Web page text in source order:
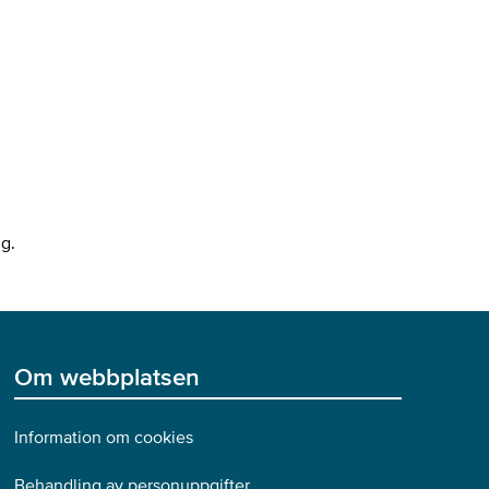
Om webbplatsen
Information om cookies